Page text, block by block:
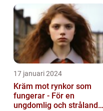
17 januari 2024
Kräm mot rynkor som
fungerar - För en
ungdomlig och strålande